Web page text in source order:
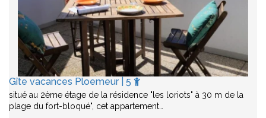
Gîte vacances Ploemeur | 5
situé au 2ème étage de la résidence "les loriots" à 30 m de la
plage du fort-bloqué", cet appartement…